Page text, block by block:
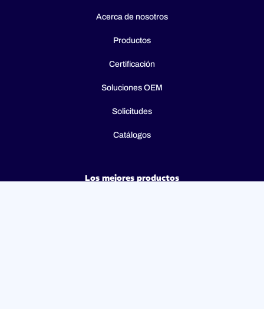
Acerca de nosotros
Productos
Certificación
Soluciones OEM
Solicitudes
Catálogos
Los mejores productos